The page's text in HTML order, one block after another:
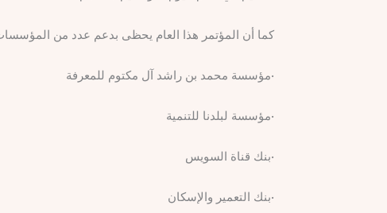
كما أن المؤتمر هذا العام يحظى بدعم عدد من المؤسسات
​•​مؤسسة محمد بن راشد آل مكتوم للمعرفة
​•​مؤسسة لبلدنا للتنمية
​•​بنك قناة السويس
​•​بنك التعمير والإسكان